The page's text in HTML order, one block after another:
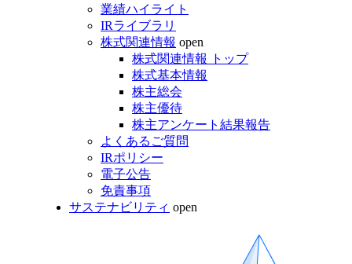
業績ハイライト
IRライブラリ
株式関連情報 open
株式関連情報 トップ
株式基本情報
株主総会
株主優待
株主アンケート結果報告
よくあるご質問
IRポリシー
電子公告
免責事項
サステナビリティ open